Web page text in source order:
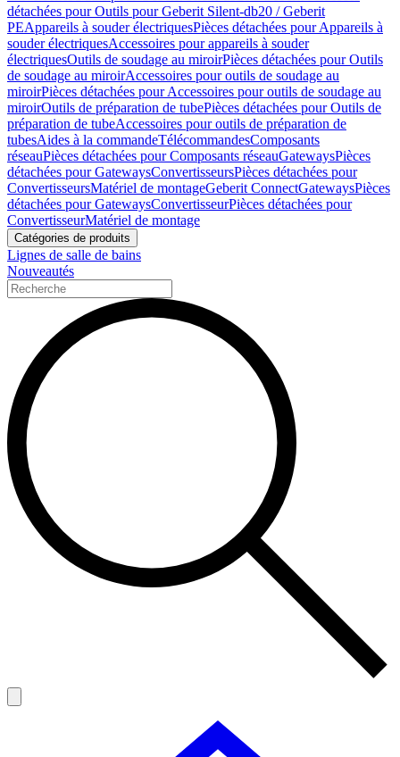
détachées pour Outils pour Geberit Silent-db20 / Geberit
PEAppareils à souder électriquesPièces détachées pour Appareils à
souder électriquesAccessoires pour appareils à souder
électriquesOutils de soudage au miroirPièces détachées pour Outils
de soudage au miroirAccessoires pour outils de soudage au
miroirPièces détachées pour Accessoires pour outils de soudage au
miroirOutils de préparation de tubePièces détachées pour Outils de
préparation de tubeAccessoires pour outils de préparation de
tubesAides à la commandeTélécommandesComposants
réseauPièces détachées pour Composants réseauGatewaysPièces
détachées pour GatewaysConvertisseursPièces détachées pour
ConvertisseursMatériel de montageGeberit ConnectGatewaysPièces
détachées pour GatewaysConvertisseurPièces détachées pour
ConvertisseurMatériel de montage
Catégories de produits
Lignes de salle de bains
Nouveautés